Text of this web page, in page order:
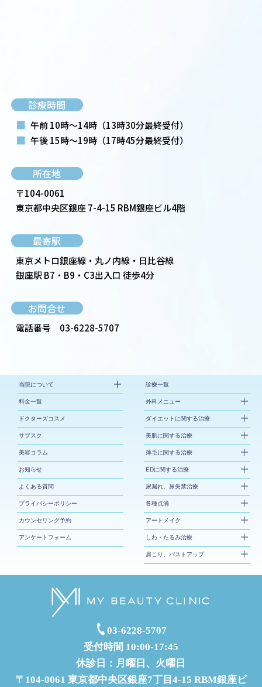
診療時間
■ 午前 10時～14時 （13時30分最終受付）
■ 午後 15時～19時 （17時45分最終受付）
所在地
〒104-0061
東京都中央区銀座 7-4-15 RBM銀座ビル4階
最寄駅
東京メトロ銀座線・丸ノ内線・日比谷線
銀座駅 B7・B9・C3出入口 徒歩4分
お問合せ
電話番号 03-6228-5707
当院について
料金一覧
ドクターズコスメ
サブスク
美容コラム
お知らせ
よくある質問
プライバシーポリシー
カウンセリング予約
アンケートフォーム
診療一覧
外科メニュー
ダイエットに関する治療
美肌に関する治療
薄毛に関する治療
EDに関する治療
尿漏れ、尿失禁治療
各種点滴
アートメイク
しわ・たるみ治療
肩こり、バストアップ
03-6228-5707
受付時間 10:00-17:45
休診日：月曜日、火曜日
〒104-0061 東京都中央区銀座7丁目4-15 RBM銀座ビ